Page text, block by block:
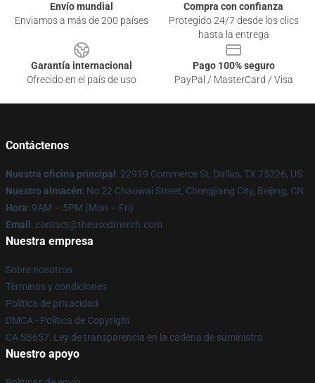
Envío mundial
Enviamos a más de 200 países
Compra con confianza
Protegido 24/7 desde los clics
hasta la entrega
Garantía internacional
Ofrecido en el país de uso
Pago 100% seguro
PayPal / MasterCard / Visa
Contáctenos
Nuestra oficina principal : 22919 Commerce St, Dallas, TX 75226, US
Nuestro almacén: No 22 Chaowai Street, Chengjiang City, Beijing, CN
Hora: 9AM – 5PM (Mon – Fri)
Email : contact@theusedmerch.com
Nuestra empresa
Sobre nosotros
Términos y condiciones
Política de privacidad
DMCA - Política de Copyright
CA SB657: Ley de transparencia en la cadena de suministro
Nuestro apoyo